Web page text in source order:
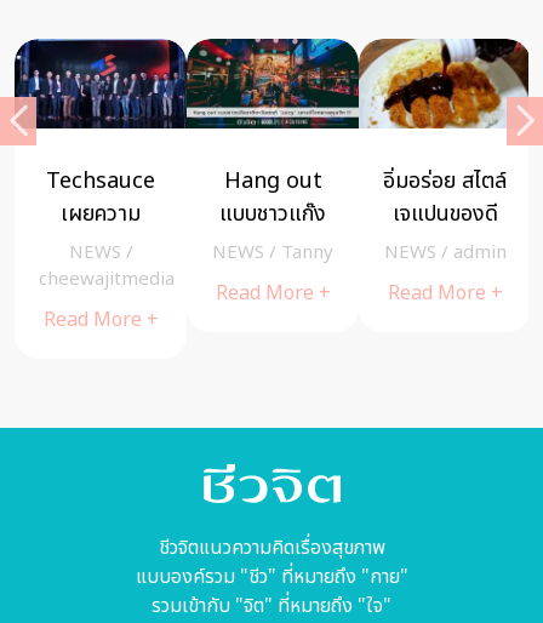
Techsauce
เผยความ
พร้อมและ
ไฮไลท์งาน
Techsauce
NEWS /
cheewajitmedia
Read More +
Hang out
แบบชาวแก๊ง
ชาติตะวันตกที่
“Juicy” เลานจ์
NEWS / Tanny
Read More +
อิ่มอร่อย สไตล์
เจแปนของดี
จากเมือง “ฮิโร
ชิมะ”
NEWS / admin
Read More +
ชีวจิตแนวความคิดเรื่องสุขภาพ
แบบองค์รวม "ชีว" ที่หมายถึง "กาย"
รวมเข้ากับ "จิต" ที่หมายถึง "ใจ"